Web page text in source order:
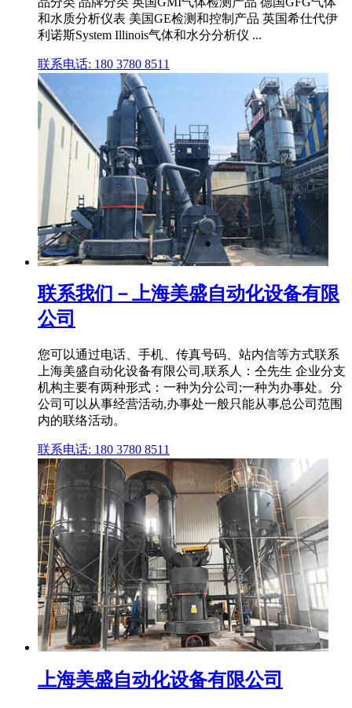
和水质分析仪表 美国GE检测和控制产品 英国希仕代伊
利诺斯System Illinois气体和水分分析仪 ...
联系电话: 180 3780 8511
联系我们－上海美盛自动化设备有限
公司
您可以通过电话、手机、传真号码、站内信等方式联系
上海美盛自动化设备有限公司,联系人：仝先生 企业分支
机构主要有两种形式：一种为分公司;一种为办事处。分
公司可以从事经营活动,办事处一般只能从事总公司范围
内的联络活动。
联系电话: 180 3780 8511
上海美盛自动化设备有限公司